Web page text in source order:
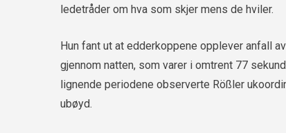
ledetråder om hva som skjer mens de hviler.
Hun fant ut at edderkoppene opplever anfall
gjennom natten, som varer i omtrent 77
lignende periodene observerte Rößler
ubøyd.